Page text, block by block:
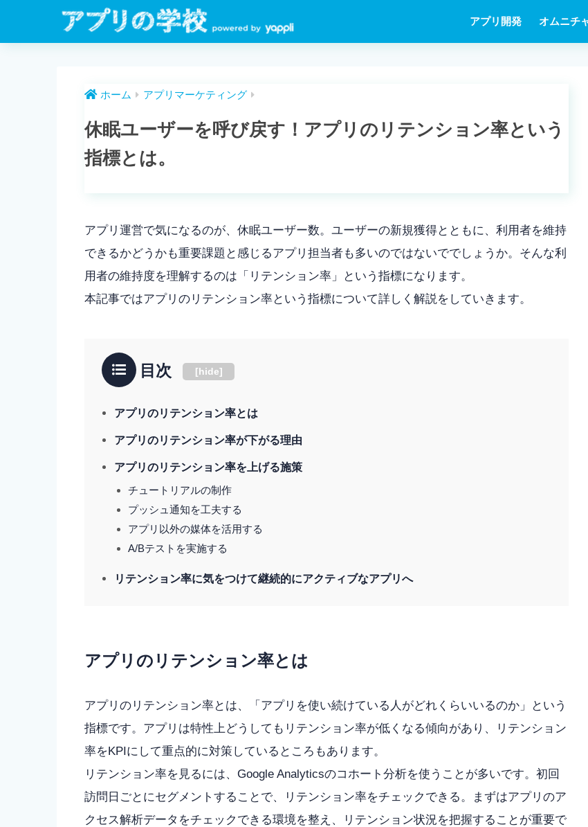
アプリ開発 オムニチ
ホーム アプリマーケティング
休眠ユーザーを呼び戻す！アプリのリテンション率という
指標とは。
アプリ運営で気になるのが、休眠ユーザー数。ユーザーの新規獲得とともに、利用者を維持
できるかどうかも重要課題と感じるアプリ担当者も多いのではないででしょうか。そんな利
用者の維持度を理解するのは「リテンション率」という指標になります。
本記事ではアプリのリテンション率という指標について詳しく解説をしていきます。
目次 [hide]
アプリのリテンション率とは
アプリのリテンション率が下がる理由
アプリのリテンション率を上げる施策
チュートリアルの制作
プッシュ通知を工夫する
アプリ以外の媒体を活用する
A/Bテストを実施する
リテンション率に気をつけて継続的にアクティブなアプリへ
アプリのリテンション率とは
アプリのリテンション率とは、「アプリを使い続けている人がどれくらいいるのか」という
指標です。アプリは特性上どうしてもリテンション率が低くなる傾向があり、リテンション
率をKPIにして重点的に対策しているところもあります。
リテンション率を見るには、Google Analyticsのコホート分析を使うことが多いです。初回
訪問日ごとにセグメントすることで、リテンション率をチェックできる。まずはアプリのア
クセス解析データをチェックできる環境を整え、リテンション状況を把握することが重要で